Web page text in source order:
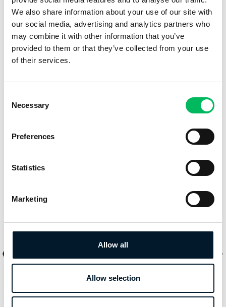
We also share information about your use of our site with
our social media, advertising and analytics partners who
may combine it with other information that you’ve
provided to them or that they’ve collected from your use
of their services.
Selection
Necessary
Preferences
Statistics
Marketing
Allow all
Allow selection
HULP NODIG MET KIEZEN?
keuzehulp helpt je eenvoudig en snel om de juiste opleiding te
DIT VINDEN ANDERE VAN ONZE OPLEIDINGEN!
Duidelijk en goed onderbouwd!
A1/A2/A3 drone certificaat. Cursusmateriaal is erg
duidelijk en goed onderbouwd!
‹ ›